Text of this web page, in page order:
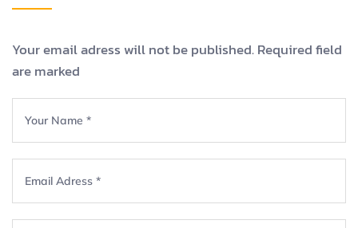
Your email adress will not be published. Required field
are marked